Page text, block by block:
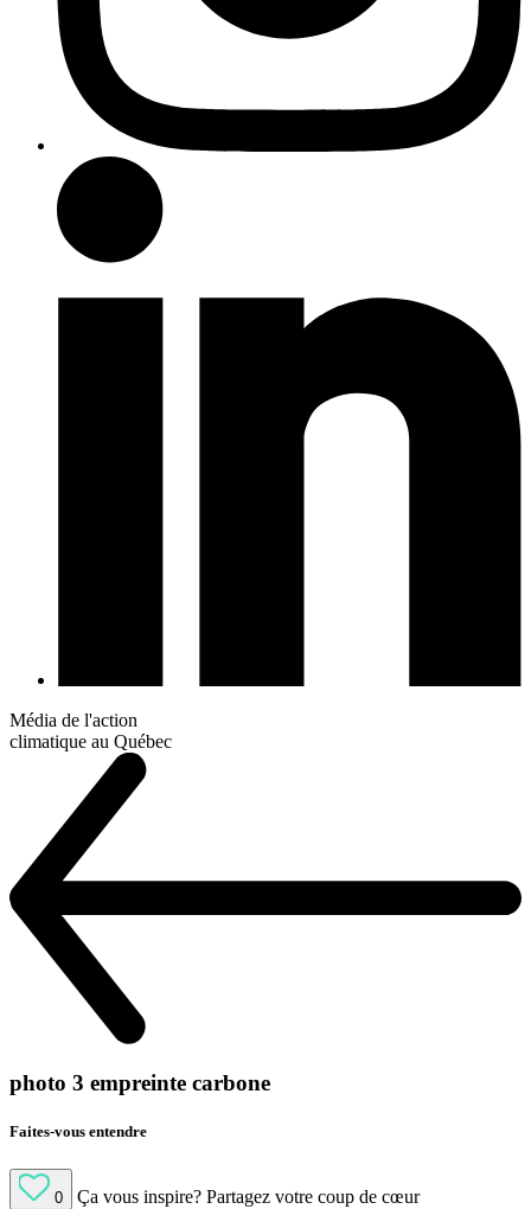
Média de l'action
climatique au Québec
photo 3 empreinte carbone
Faites-vous entendre
0 Ça vous inspire? Partagez votre coup de cœur